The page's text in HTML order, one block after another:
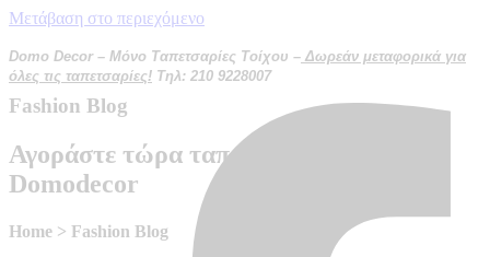
Μετάβαση στο περιεχόμενο
Domo Decor – Μόνο Ταπετσαρίες Τοίχου – Δωρεάν μεταφορικά για
όλες τις ταπετσαρίες! Τηλ: 210 9228007
Fashion Blog
Αγοράστε τώρα ταπετσαρία στο
Domodecor
Home > Fashion Blog